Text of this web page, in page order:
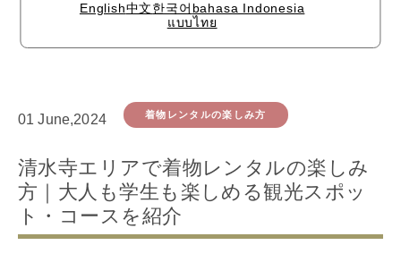
English中文한국어 bahasa Indonesia
แบบไทย
01 June,2024 着物レンタルの楽しみ方
清水寺エリアで着物レンタルの楽しみ
方｜大人も学生も楽しめる観光スポッ
ト・コースを紹介